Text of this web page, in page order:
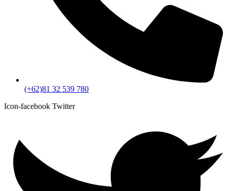
(+62)81 32 539 780
Icon-facebook Twitter